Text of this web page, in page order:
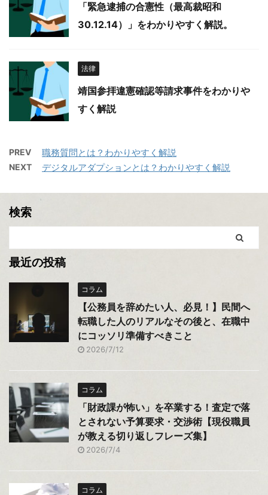
「緊急逮捕の合憲性（最高裁昭和
30.12.14）」をわかりやすく解説。
法律
靖国参拝違憲確認等請求事件をわかりや
すく解説
PREV 職務質問とは？わかりやすく解説
NEXT デジタルアダプションとは？わかりやすく解説
検索
最近の投稿
コラム
【公務員を辞めたい人、必見！】民間へ
転職した人のリアルなその後と、在職中
にコッソリ準備すべきこと
2026/7/12
コラム
「財政課が怖い」を卒業する！査定で落
とされない予算要求・交渉術【現役職員
が教える切り返しフレーズ集】
2026/7/4
コラム